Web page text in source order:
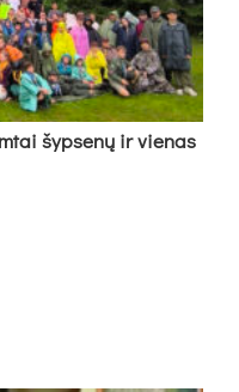
šyp­se­nų ir vie­nas